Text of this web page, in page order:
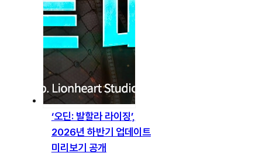
‘오딘: 발할라 라이징’,
2026년 하반기 업데이트
미리보기 공개